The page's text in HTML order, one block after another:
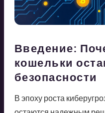
Введение:
кошельки
безопасности
В эпоху роста